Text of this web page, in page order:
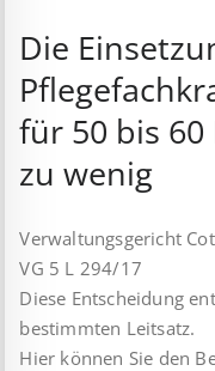
Die
für 50 bis
zu wenig
Verwaltungsgericht
VG 5 L 294/17
Diese Entscheidung
bestimmten Leitsatz.
Hier können Sie den